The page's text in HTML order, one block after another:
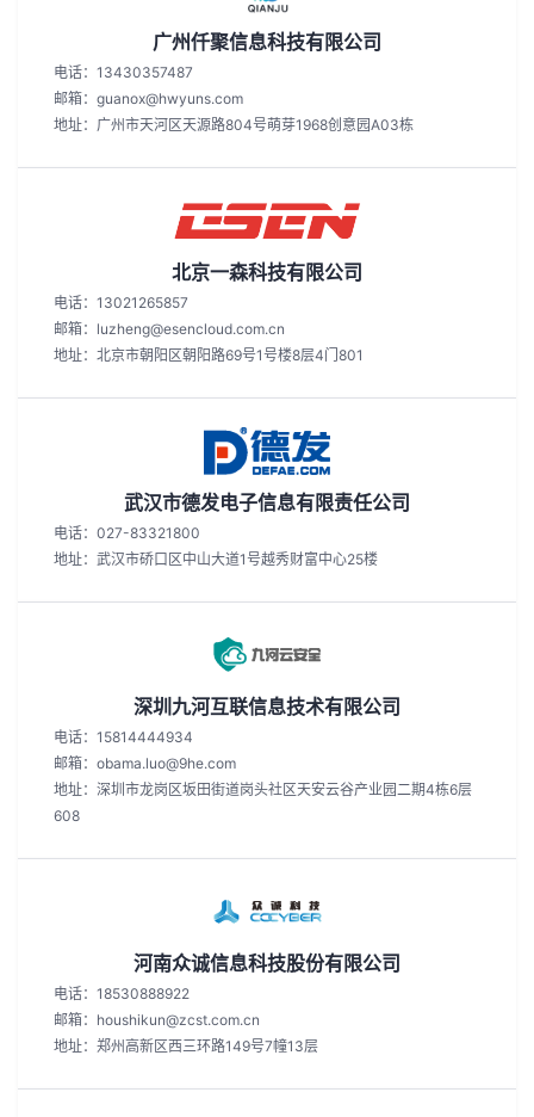
广州仟聚信息科技有限公司
电话：13430357487
邮箱：guanox@hwyuns.com
地址：广州市天河区天源路804号萌芽1968创意园A03栋
北京一森科技有限公司
电话：13021265857
邮箱：luzheng@esencloud.com.cn
地址：北京市朝阳区朝阳路69号1号楼8层4门801
武汉市德发电子信息有限责任公司
电话：027-83321800
地址：武汉市硚口区中山大道1号越秀财富中心25楼
深圳九河互联信息技术有限公司
电话：15814444934
邮箱：obama.luo@9he.com
地址：深圳市龙岗区坂田街道岗头社区天安云谷产业园二期4栋6层
608
河南众诚信息科技股份有限公司
电话：18530888922
邮箱：houshikun@zcst.com.cn
地址：郑州高新区西三环路149号7幢13层